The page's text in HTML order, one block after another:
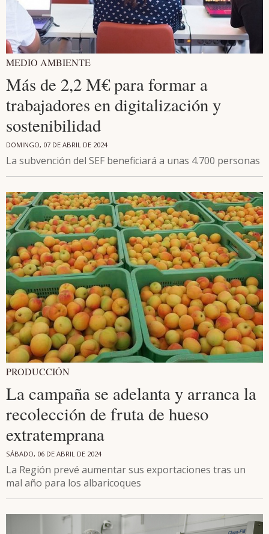
MEDIO AMBIENTE
Más de 2,2 M€ para formar a
trabajadores en digitalización y
sostenibilidad
DOMINGO, 07 DE ABRIL DE 2024
La subvención del SEF beneficiará a unas 4.700 personas
PRODUCCIÓN
La campaña se adelanta y arranca la
recolección de fruta de hueso
extratemprana
SÁBADO, 06 DE ABRIL DE 2024
La Región prevé aumentar sus exportaciones tras un
mal año para los albaricoques